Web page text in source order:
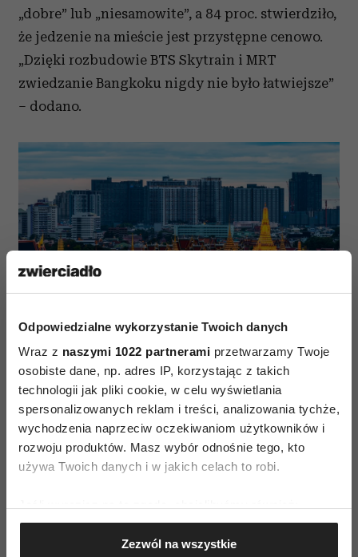
Odpowiedzialne wykorzystanie Twoich danych
Wraz z naszymi 1022 partnerami przetwarzamy Twoje
osobiste dane, np. adres IP, korzystając z takich
technologii jak pliki cookie, w celu wyświetlania
spersonalizowanych reklam i treści, analizowania tychże,
wychodzenia naprzeciw oczekiwaniom użytkowników i
rozwoju produktów. Masz wybór odnośnie tego, kto
używa Twoich danych i w jakich celach to robi.
Gromadzić dane dotyczące Twojej lokalizacji
geograficznej z dokładnością nawet do kilku metrów
Zezwól na wszystkie
„dobre” lub „niesamowite”, a 84 proc. stwierdziło,
że jedzenie na mieście jest przystępne cenowo.
„Dzięki rozbudowie BTS Skytrain i MRT
zwiedzanie Bangkoku nigdy nie było łatwiejsze”
– dodano.
Bangkok (Fot. wichianduangsri/Getty Images)
Czytaj także